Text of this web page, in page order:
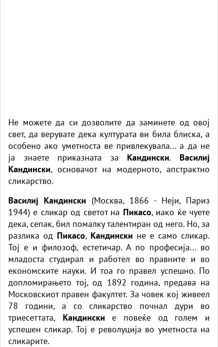
Не можете да си дозволите да заминете од овој
свет, да верувате дека културата ви била блиска, а
особено ако уметноста ве привлекувала... а да не
ја знаете приказната за Кандински. Василиј
Кандински, основачот на модерното, апстрактно
сликарство.
Василиј Кандински (Москва, 1866 - Неји, Париз
1944) е сликар од светот на Пикасо, иако ќе чуете
дека, сепак, бил помалку талентиран од него. Но, за
разлика од Пикасо, Кандински не е само сликар.
Тој е и филозоф, естетичар. А по професија... во
младоста студирал и работел во правните и во
економските науки. И тоа го правел успешно. По
допломирањето тој, од 1892 година, предава на
Московскиот правен факултет. За човек кој живеел
78 години, а со сликарство почнал дури во
триесеттата, Кандински е повеќе од голем и
успешен сликар. Тој е револуција во уметноста на
сликарите.